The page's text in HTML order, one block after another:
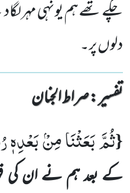
چکے تھے ہم یونہی مہر
دلوں پر۔
تفسیر : ‎صراط الجنان
{ثُمَّ بَعَثْنَا مِنْۢ بَعْدِهٖ
کے بعد ہم نے ان کی